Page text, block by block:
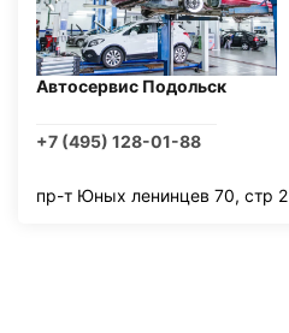
Автосервис Подольск
+7 (495) 128-01-88
пр-т Юных ленинцев 70, стр 2